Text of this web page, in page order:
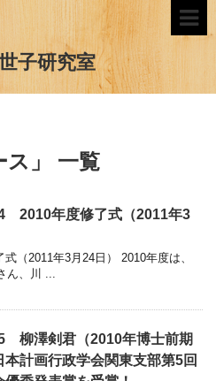
子研究室
ス」 一覧
2010年度修了式（2011年3
式（2011年3月24日） 2010年度は、
ん、川 ...
柳澤剣君（2010年博士前期
本計画行政学会関東支部第5回